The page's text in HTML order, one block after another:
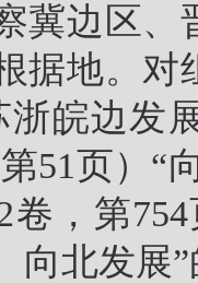
冀边区
据地。对
浙皖边发
51页）“
卷，第
向北发展